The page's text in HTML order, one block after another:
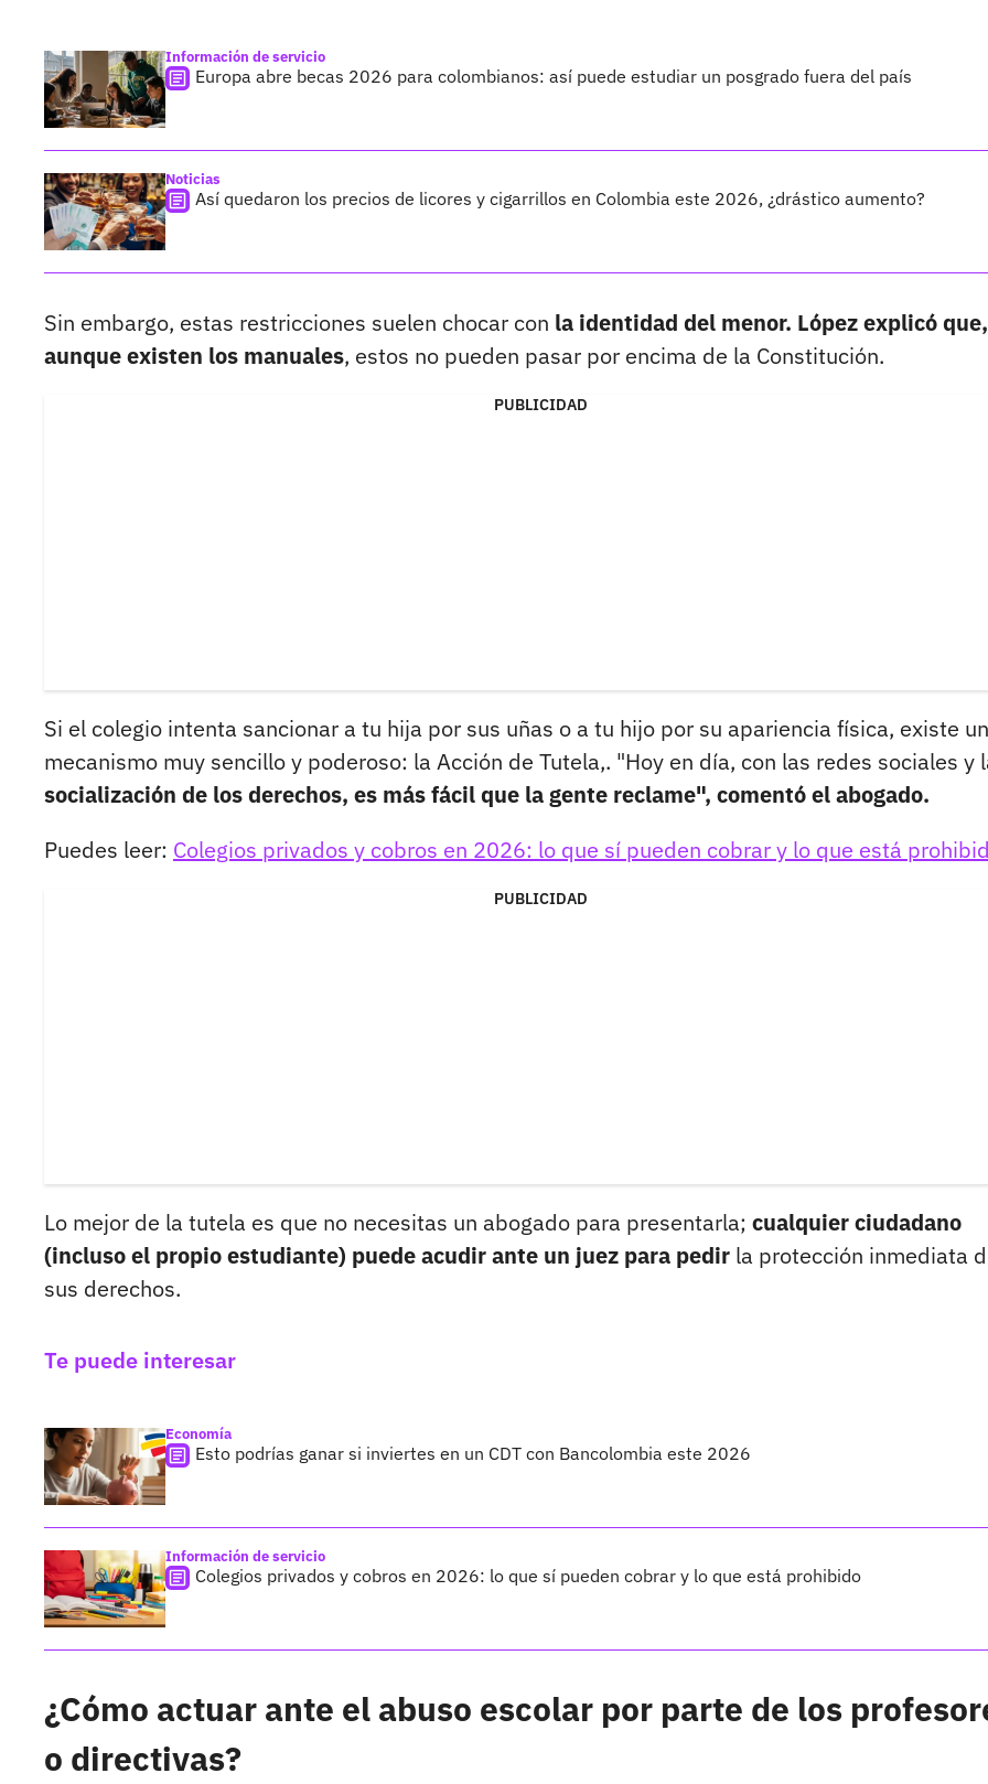
Información de servicio
Europa abre becas 2026 para colombianos: así puede estudiar un posgrado fuera del país
Noticias
Así quedaron los precios de licores y cigarrillos en Colombia este 2026, ¿drástico aumento?
Sin embargo, estas restricciones suelen chocar con la identidad del menor. López explicó que,
aunque existen los manuales, estos no pueden pasar por encima de la Constitución.
PUBLICIDAD
Si el colegio intenta sancionar a tu hija por sus uñas o a tu hijo por su apariencia física, existe un
mecanismo muy sencillo y poderoso: la Acción de Tutela,. "Hoy en día, con las redes sociales y
socialización de los derechos, es más fácil que la gente reclame", comentó el abogado.
Puedes leer: Colegios privados y cobros en 2026: lo que sí pueden cobrar y lo que está
PUBLICIDAD
Lo mejor de la tutela es que no necesitas un abogado para presentarla; cualquier ciudadano
(incluso el propio estudiante) puede acudir ante un juez para pedir la protección inmediata
sus derechos.
Te puede interesar
Economía
Esto podrías ganar si inviertes en un CDT con Bancolombia este 2026
Información de servicio
Colegios privados y cobros en 2026: lo que sí pueden cobrar y lo que está prohibido
¿Cómo actuar ante el abuso escolar por parte de los
o directivas?